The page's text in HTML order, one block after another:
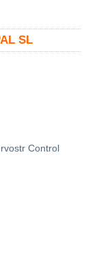
SL
Control